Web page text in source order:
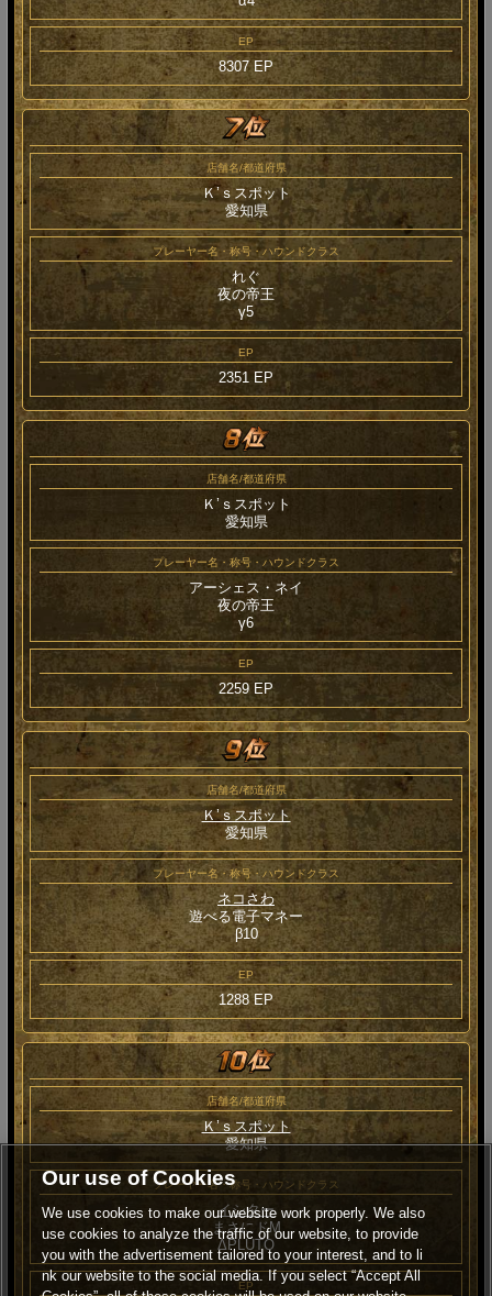
EP
8307 EP
店舗名/都道府県
Ｋ’ｓスポット
愛知県
プレーヤー名・称号・ハウンドクラス
れぐ
夜の帝王
γ5
EP
2351 EP
店舗名/都道府県
Ｋ’ｓスポット
愛知県
プレーヤー名・称号・ハウンドクラス
アーシェス・ネイ
夜の帝王
γ6
EP
2259 EP
店舗名/都道府県
Ｋ’ｓスポット
愛知県
プレーヤー名・称号・ハウンドクラス
ネコさわ
遊べる電子マネー
β10
EP
1288 EP
店舗名/都道府県
Ｋ’ｓスポット
愛知県
プレーヤー名・称号・ハウンドクラス
イシター
まさにドM
ΔPLUTO
EP
Our use of Cookies
We use cookies to make our website work properly. We also
use cookies to analyze the traffic of our website, to provide
you with the advertisement tailored to your interest, and to li
nk our website to the social media. If you select “Accept All